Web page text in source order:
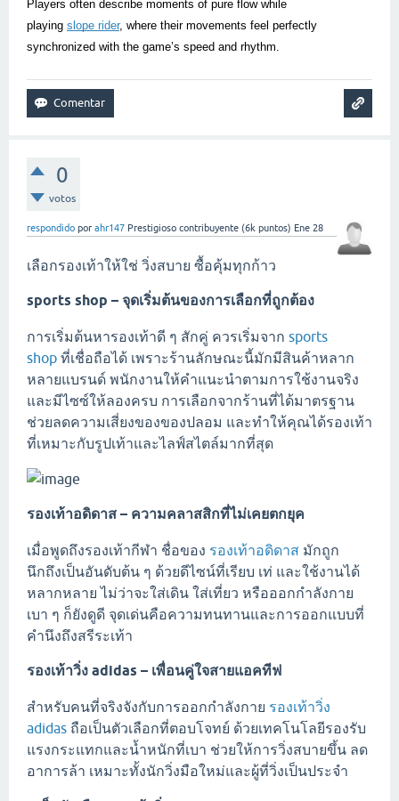
Players often describe moments of pure flow while
playing slope rider, where their movements feel perfectly
synchronized with the game’s speed and rhythm.
0
votos
respondido por ahr147 Prestigioso contribuyente (6k puntos) Ene 28
เลือกรองเท้าให้ใช่ วิ่งสบาย ซื้อคุ้มทุกก้าว
sports shop – จุดเริ่มต้นของการเลือกที่ถูกต้อง
การเริ่มต้นหารองเท้าดี ๆ สักคู่ ควรเริ่มจาก sports
shop ที่เชื่อถือได้ เพราะร้านลักษณะนี้มักมีสินค้าหลาก
หลายแบรนด์ พนักงานให้คำแนะนำตามการใช้งานจริง
และมีไซซ์ให้ลองครบ การเลือกจากร้านที่ได้มาตรฐาน
ช่วยลดความเสี่ยงของของปลอม และทำให้คุณได้รองเท้า
ที่เหมาะกับรูปเท้าและไลฟ์สไตล์มากที่สุด
รองเท้าอดิดาส – ความคลาสสิกที่ไม่เคยตกยุค
เมื่อพูดถึงรองเท้ากีฬา ชื่อของ รองเท้าอดิดาส มักถูก
นึกถึงเป็นอันดับต้น ๆ ด้วยดีไซน์ที่เรียบ เท่ และใช้งานได้
หลากหลาย ไม่ว่าจะใส่เดิน ใส่เที่ยว หรือออกกำลังกาย
เบา ๆ ก็ยังดูดี จุดเด่นคือความทนทานและการออกแบบที่
คำนึงถึงสรีระเท้า
รองเท้าวิ่ง adidas – เพื่อนคู่ใจสายแอคทีฟ
สำหรับคนที่จริงจังกับการออกกำลังกาย รองเท้าวิ่ง
adidas ถือเป็นตัวเลือกที่ตอบโจทย์ ด้วยเทคโนโลยีรองรับ
แรงกระแทกและน้ำหนักที่เบา ช่วยให้การวิ่งสบายขึ้น ลด
อาการล้า เหมาะทั้งนักวิ่งมือใหม่และผู้ที่วิ่งเป็นประจำ